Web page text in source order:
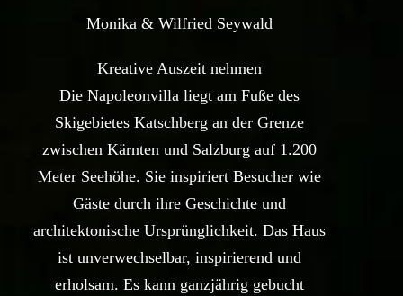
Monika & Wilfried Seywald
Kreative Auszeit nehmen
Die Napoleonvilla liegt am Fuße des
Skigebietes Katschberg an der Grenze
zwischen Kärnten und Salzburg auf 1.200
Meter Seehöhe. Sie inspiriert Besucher wie
Gäste durch ihre Geschichte und
architektonische Ursprünglichkeit. Das Haus
ist unverwechselbar, inspirierend und
erholsam. Es kann ganzjährig gebucht